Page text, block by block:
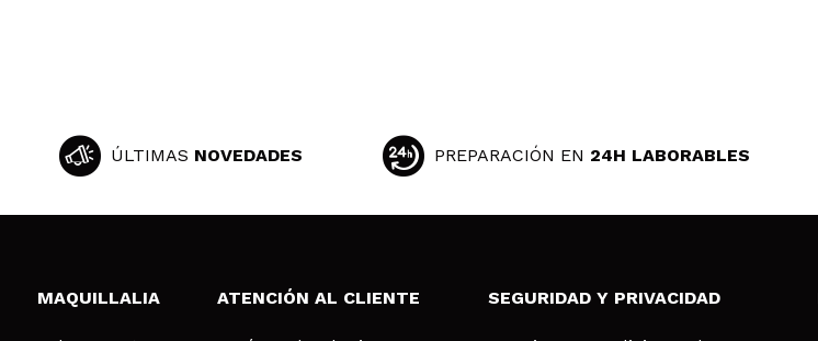
ÚLTIMAS NOVEDADES PREPARACIÓN EN 24H LABORABLES
MAQUILLALIA ATENCIÓN AL CLIENTE SEGURIDAD Y PRIVACIDAD